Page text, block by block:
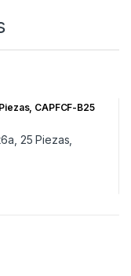
CAPFCF-B25